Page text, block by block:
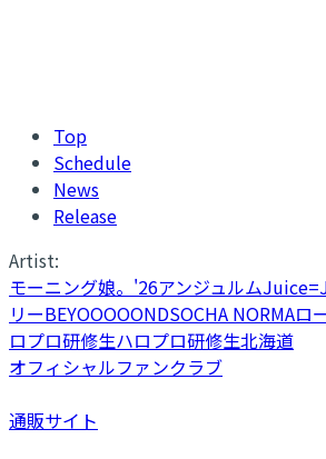
Top
Schedule
News
Release
Artist:
モーニング娘。'26アンジュルム
リーBEYOOOOONDSOCHA NORMAロ
ロプロ研修生ハロプロ研修生北海道
オフィシャルファンクラブ
通販サイト